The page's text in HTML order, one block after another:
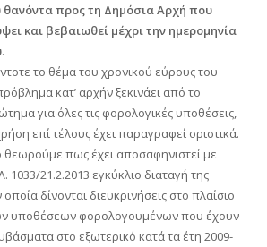
θανόντα προς τη Δημόσια Αρχή που
και βεβαιωθεί μέχρι την ημερομηνία
.
το θέμα του χρονικού εύρους του
κατ’ αρχήν ξεκινάει από το
για όλες τις φορολογικές υποθέσεις,
επί τέλους έχει παραγραφεί οριστικά.
θεωρούμε πως έχει αποσαφηνιστεί με
1033/21.2.2013 εγκύκλιο διαταγή της
οποία δίνονται διευκρινήσεις στο πλαίσιο
υποθέσεων φορολογουμένων που έχουν
στο εξωτερικό κατά τα έτη 2009-